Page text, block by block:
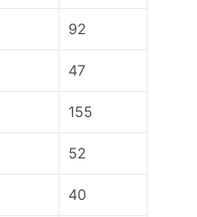
92
47
155
52
40